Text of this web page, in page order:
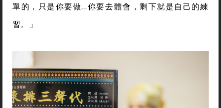
單的，只是你要做…你要去體會，剩下就是自己的練
習。」